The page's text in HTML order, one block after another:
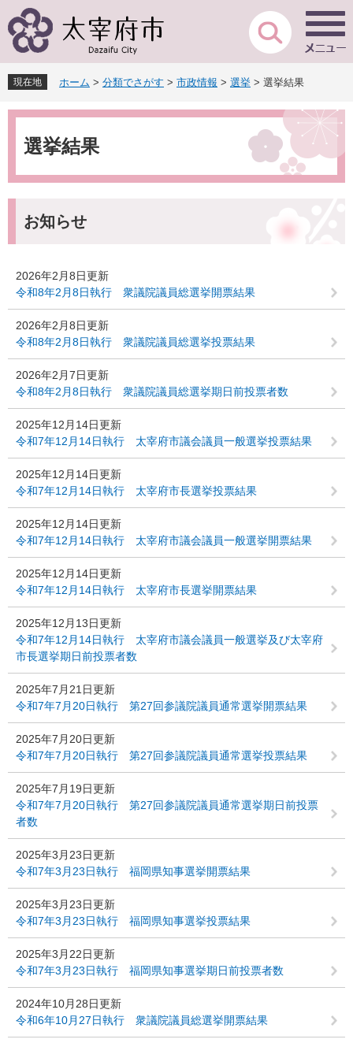
ー
先
頭
で
ニ
を
飛
ば
現在地 ホーム > 分類でさがす > 市政情報 > 選挙 > 選挙結果
本
選挙結果
お知らせ
2026年2月8日更新
令和8年2月8日執行 衆議院議員総選挙開票結果
2026年2月8日更新
令和8年2月8日執行 衆議院議員総選挙投票結果
2026年2月7日更新
令和8年2月8日執行 衆議院議員総選挙期日前投票者数
2025年12月14日更新
令和7年12月14日執行 太宰府市議会議員一般選挙投票結果
2025年12月14日更新
令和7年12月14日執行 太宰府市長選挙投票結果
2025年12月14日更新
令和7年12月14日執行 太宰府市議会議員一般選挙開票結果
2025年12月14日更新
令和7年12月14日執行 太宰府市長選挙開票結果
2025年12月13日更新
令和7年12月14日執行 太宰府市議会議員一般選挙及び太宰府
市長選挙期日前投票者数
2025年7月21日更新
令和7年7月20日執行 第27回参議院議員通常選挙開票結果
2025年7月20日更新
令和7年7月20日執行 第27回参議院議員通常選挙投票結果
2025年7月19日更新
令和7年7月20日執行 第27回参議院議員通常選挙期日前投票
者数
2025年3月23日更新
令和7年3月23日執行 福岡県知事選挙開票結果
2025年3月23日更新
令和7年3月23日執行 福岡県知事選挙投票結果
2025年3月22日更新
令和7年3月23日執行 福岡県知事選挙期日前投票者数
2024年10月28日更新
令和6年10月27日執行 衆議院議員総選挙開票結果